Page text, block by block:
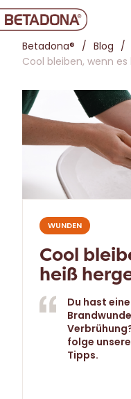
Betadona®
Blog
Cool bleiben, wenn
WUNDEN
Cool
heiß
Du hast
folge
Tipps.